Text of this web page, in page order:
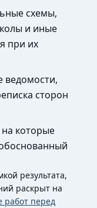
схемы,
и иные
при их
ведомости,
сторон
которые
результата,
раскрыт на
работ перед